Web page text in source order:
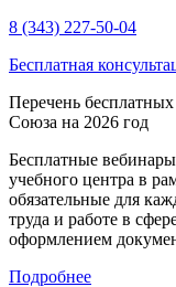
8 (343) 227-50-04
Бесплатная
Перечень
Союза на 2026 год
Бесплатные
учебного центра в
обязательные для
труда и работе в
оформлением
Подробнее